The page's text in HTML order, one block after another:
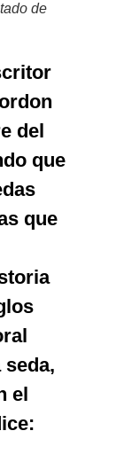
de
del
que
que
el